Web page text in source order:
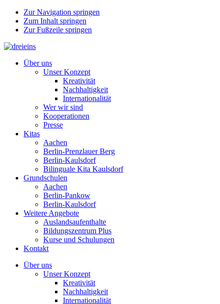
Zur Navigation springen
Zum Inhalt springen
Zur Fußzeile springen
Über uns
Unser Konzept
Kreativität
Nachhaltigkeit
Internationalität
Wer wir sind
Kooperationen
Presse
Kitas
Aachen
Berlin-Prenzlauer Berg
Berlin-Kaulsdorf
Bilinguale Kita Kaulsdorf
Grundschulen
Aachen
Berlin-Pankow
Berlin-Kaulsdorf
Weitere Angebote
Auslandsaufenthalte
Bildungszentrum Plus
Kurse und Schulungen
Kontakt
Über uns
Unser Konzept
Kreativität
Nachhaltigkeit
Internationalität